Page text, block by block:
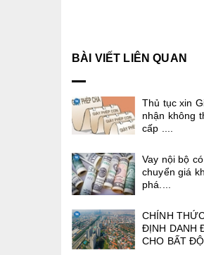
BÀI VIẾT LIÊN QUAN
Thủ tục xin
nhận không
cấp ....
Vay nội bộ
chuyển giá
phá....
CHÍNH
ĐỊNH DANH
CHO BẤT